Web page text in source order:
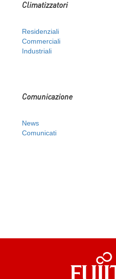
Climatizzatori
Residenziali
Commerciali
Industriali
Comunicazione
News
Comunicati